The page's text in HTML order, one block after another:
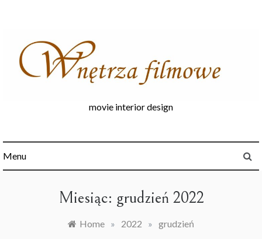
movie interior design
Menu
Miesiąc: grudzień 2022
Home » 2022 » grudzień